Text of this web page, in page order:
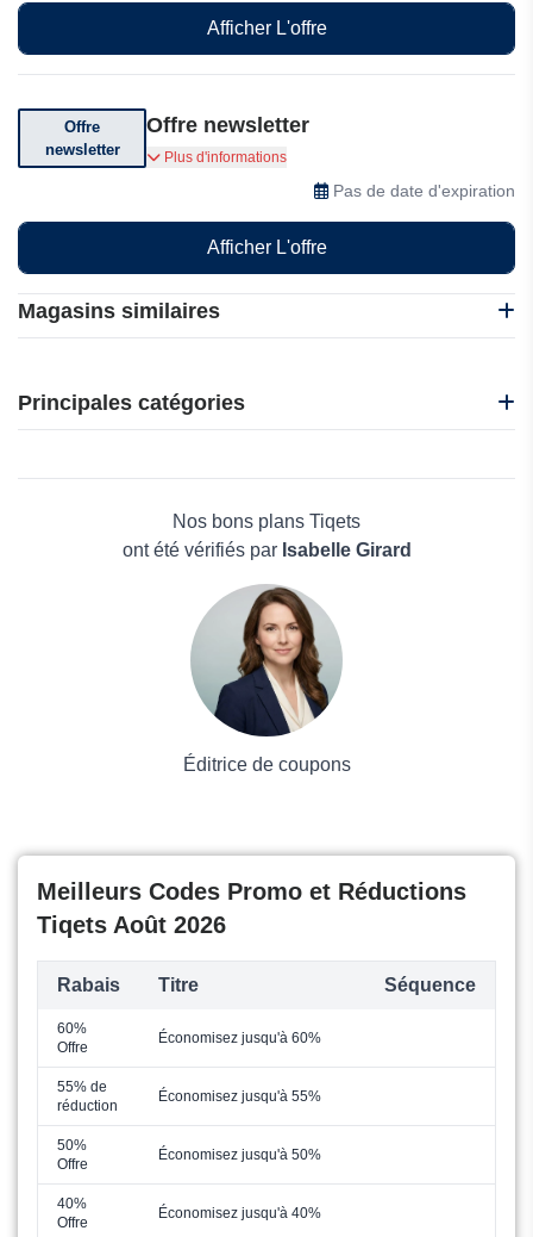
Magasins similaires
Tiqets
247tickets
ATG Tickets
Pronostic Ici Turf
Principales catégories
Nos bons plans Tiqets
ont été vérifiés par Isabelle Girard
Éditrice de coupons
Afficher L'offre
Offre
newsletter
Offre newsletter
Abonnez-vous à Tiqets pour recevoir les
Plus d'informations
Pas de date d'expiration
Afficher L'offre
Meilleurs Codes Promo et Réductions
Tiqets Août 2026
Rabais Titre Séquence
60%
Offre
Économisez jusqu'à 60%
55% de
réduction
Économisez jusqu'à 55%
50%
Offre
Économisez jusqu'à 50%
40%
Offre
Économisez jusqu'à 40%